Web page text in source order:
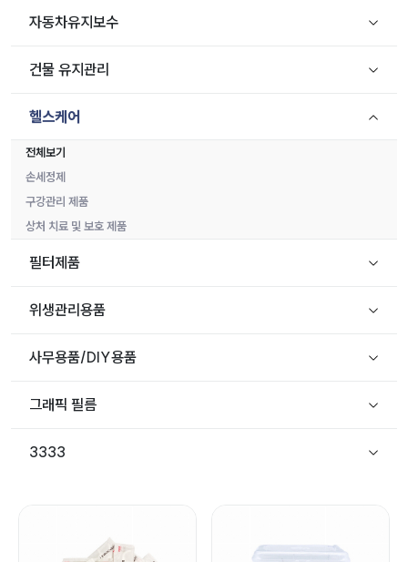
자동차유지보수
건물 유지관리
헬스케어
전체보기
손세정제
구강관리 제품
상처 치료 및 보호 제품
필터제품
위생관리용품
사무용품/DIY용품
그래픽 필름
3333